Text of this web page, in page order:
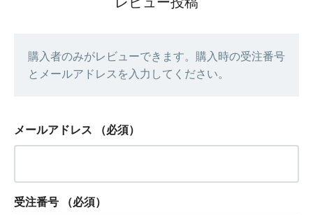
購入者のみがレビューできます。購入時の受注番号
とメールアドレスを入力してください。
メールアドレス （必須）
受注番号 （必須）